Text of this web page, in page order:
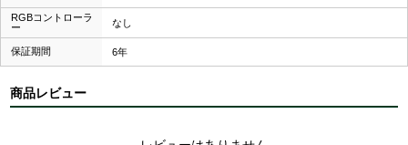
RGBコントローラ
ー
なし
保証期間 6年
商品レビュー